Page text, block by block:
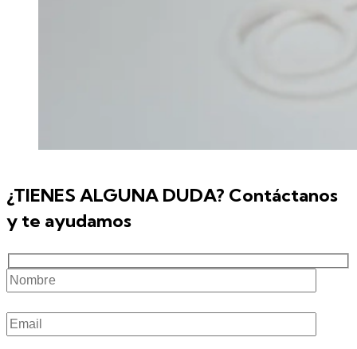
¿TIENES ALGUNA DUDA? Contáctanos
y te ayudamos